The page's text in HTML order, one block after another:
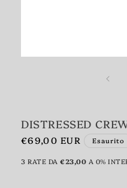
contenuti
DISTRESSED
Prezzo
listino
€69,00 EUR Esaurito
3 RATE DA €23,00 A 0%